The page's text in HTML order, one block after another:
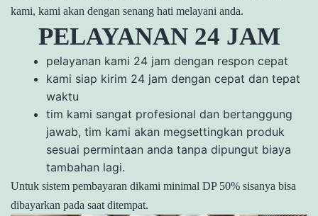
kami, kami akan dengan senang hati melayani anda.
PELAYANAN 24 JAM
pelayanan kami 24 jam dengan respon cepat
kami siap kirim 24 jam dengan cepat dan tepat
waktu
tim kami sangat profesional dan bertanggung
jawab, tim kami akan megsettingkan produk
sesuai permintaan anda tanpa dipungut biaya
tambahan lagi.
Untuk sistem pembayaran dikami minimal DP 50% sisanya bisa
dibayarkan pada saat ditempat.